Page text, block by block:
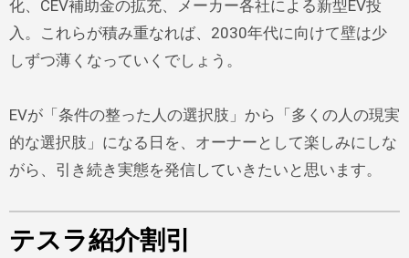
化、CEV補助金の拡充、メーカー各社による新型EV投
入。これらが積み重なれば、2030年代に向けて壁は少
しずつ薄くなっていくでしょう。
EVが「条件の整った人の選択肢」から「多くの人の現実
的な選択肢」になる日を、オーナーとして楽しみにしな
がら、引き続き実態を発信していきたいと思います。
テスラ紹介割引